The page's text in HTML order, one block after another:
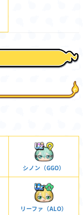
シノン（GGO）
リーファ（ALO）